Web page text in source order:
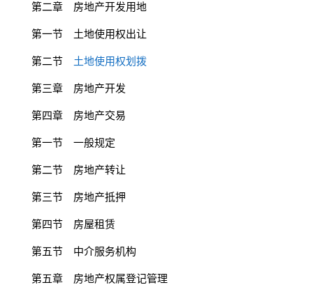
第二章 房地产开发用地
第一节 土地使用权出让
第二节 土地使用权划拨
第三章 房地产开发
第四章 房地产交易
第一节 一般规定
第二节 房地产转让
第三节 房地产抵押
第四节 房屋租赁
第五节 中介服务机构
第五章 房地产权属登记管理